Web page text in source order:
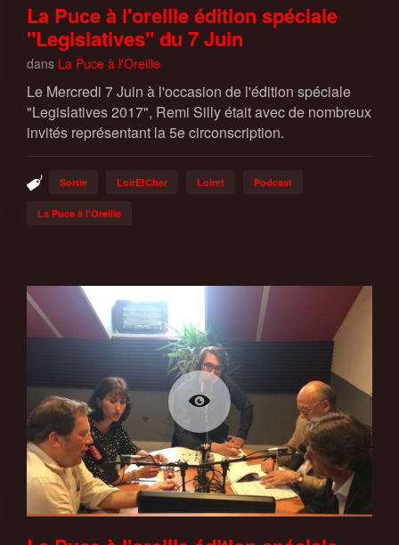
La Puce à l'oreille édition spéciale
"Legislatives" du 7 Juin
dans La Puce à l'Oreille
Le Mercredi 7 Juin à l'occasion de l'édition spéciale
"Legislatives 2017", Remi Silly était avec de nombreux
invités représentant la 5e circonscription.
Sortie LoirEtCher Loiret Podcast
La Puce à l'Oreille